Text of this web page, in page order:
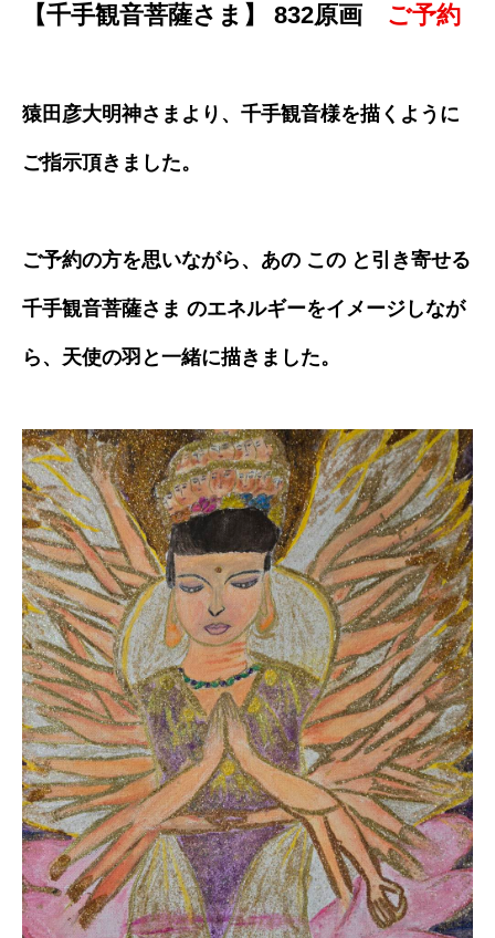
【千手観音菩薩さま】 832原画 ご予約
猿田彦大明神さまより、千手観音様を描くように
ご指示頂きました。
ご予約の方を思いながら、あの この と引き寄せる
千手観音菩薩さま のエネルギーをイメージしなが
ら、天使の羽と一緒に描きました。